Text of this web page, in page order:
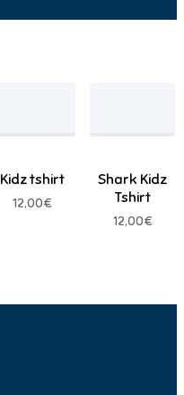
Kidz tshirt
12,00€
Shark Kidz
Tshirt
12,00€